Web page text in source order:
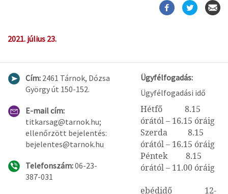
2021. július 23.
Cím: 2461 Tárnok, Dózsa
György út 150-152.
E-mail cím:
titkarsag@tarnok.hu;
ellenőrzött bejelentés:
bejelentes@tarnok.hu
Telefonszám:06-23-
387-031
Ügyfélfogadás:
Ügyfélfogadási idő
Hétfő 8.15
órától – 16.15 óráig
Szerda 8.15
órától – 16.15 óráig
Péntek 8.15
órától – 11.00 óráig
ebédidő 12-